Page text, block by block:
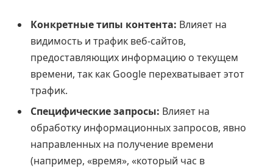
Конкретные типы контента: Влияет на
видимость и трафик веб-сайтов,
предоставляющих информацию о текущем
времени, так как Google перехватывает этот
трафик.
Специфические запросы: Влияет на
обработку информационных запросов, явно
направленных на получение времени
(например, «время», «который час в